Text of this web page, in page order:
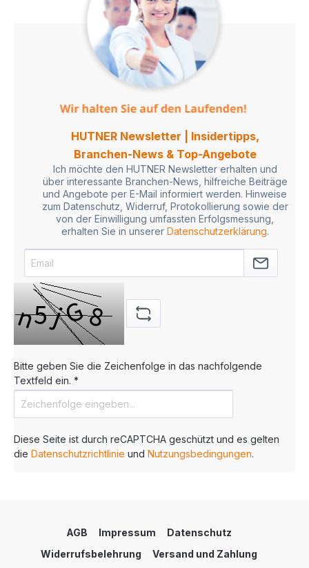
HUTNER Newsletter | Insidertipps,
Branchen-News & Top-Angebote
Ich möchte den HUTNER Newsletter erhalten und
über interessante Branchen-News, hilfreiche Beiträge
und Angebote per E-Mail informiert werden. Hinweise
zum Datenschutz, Widerruf, Protokollierung sowie der
von der Einwilligung umfassten Erfolgsmessung,
erhalten Sie in unserer Datenschutzerklärung.
Bitte geben Sie die Zeichenfolge in das nachfolgende
Textfeld ein. *
Diese Seite ist durch reCAPTCHA geschützt und es gelten
die Datenschutzrichtlinie und Nutzungsbedingungen.
AGB Impressum
Datenschutz
Widerrufsbelehrung
Versand und Zahlung